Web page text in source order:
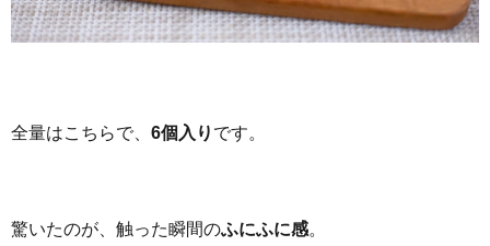
全量はこちらで、 6個入り です。
驚いたのが、触った瞬間のふにふに感。